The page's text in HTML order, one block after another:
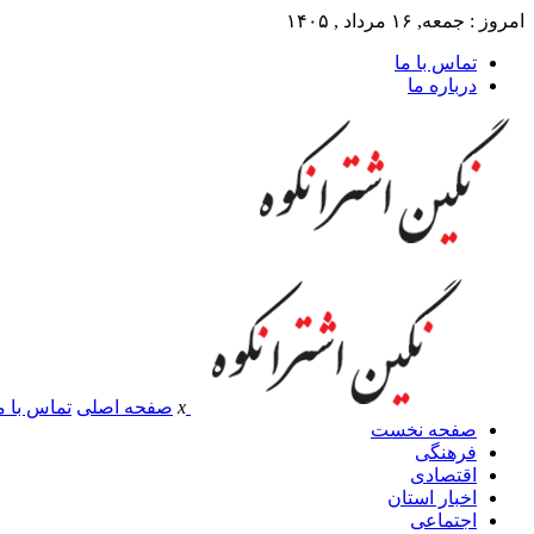
امروز : جمعه, ۱۶ مرداد , ۱۴۰۵
تماس با ما
درباره ما
x صفحه اصلی تماس با
صفحه نخست
فرهنگی
اقتصادی
اخبار استان
اجتماعی